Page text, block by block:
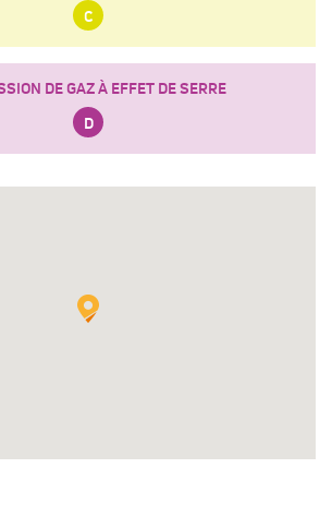
C
DE GAZ À EFFET DE SERRE
D